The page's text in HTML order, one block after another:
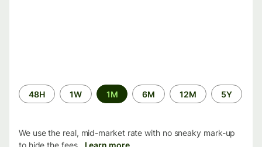
Time
period
48H 1W 1M 6M 12M 5Y
We use the real, mid-market rate with no sneaky mark-up